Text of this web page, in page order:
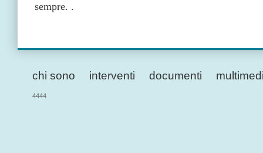
sempre. .
chi sono interventi documenti
4444